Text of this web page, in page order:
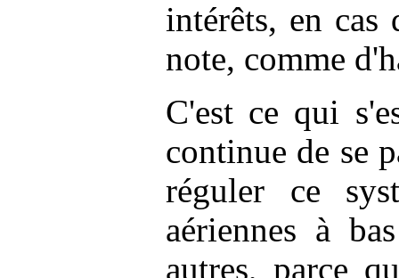
intérêts, en
note, comme
C'est ce qui
continue de se
réguler ce
aériennes à
autres, parce